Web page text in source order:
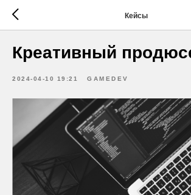
Кейсы
Креативный
2024-04-10 19:21 GAMEDEV